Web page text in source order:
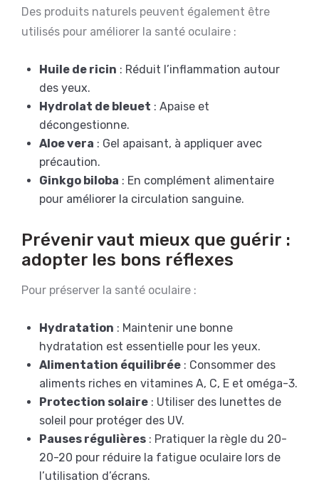
Des produits naturels peuvent également être
utilisés pour améliorer la santé oculaire :
Huile de ricin : Réduit l’inflammation autour
des yeux.
Hydrolat de bleuet : Apaise et
décongestionne.
Aloe vera : Gel apaisant, à appliquer avec
précaution.
Ginkgo biloba : En complément alimentaire
pour améliorer la circulation sanguine.
Prévenir vaut mieux que guérir :
adopter les bons réflexes
Pour préserver la santé oculaire :
Hydratation : Maintenir une bonne
hydratation est essentielle pour les yeux.
Alimentation équilibrée : Consommer des
aliments riches en vitamines A, C, E et oméga-3.
Protection solaire : Utiliser des lunettes de
soleil pour protéger des UV.
Pauses régulières : Pratiquer la règle du 20-
20-20 pour réduire la fatigue oculaire lors de
l’utilisation d’écrans.